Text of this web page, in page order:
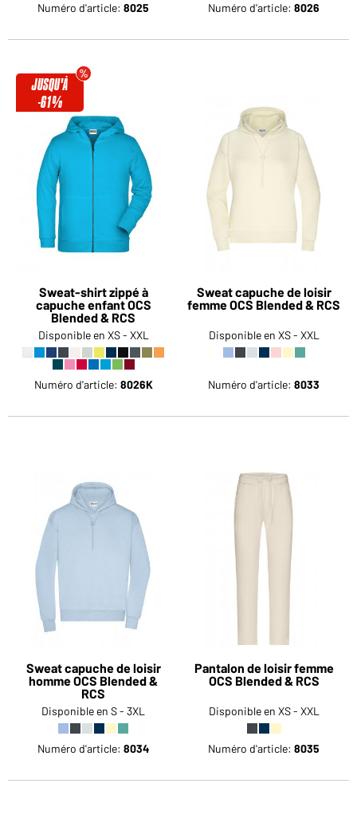
Numéro d'article: 8025 Numéro d'article: 8026
JUSQU'À
-61%
Sweat-shirt zippé à
capuche enfant OCS
Blended & RCS
Disponible en XS - XXL
Numéro d'article: 8026K
Sweat capuche de loisir
femme OCS Blended & RCS
Disponible en XS - XXL
Numéro d'article: 8033
Sweat capuche de loisir
homme OCS Blended &
RCS
Disponible en S - 3XL
Numéro d'article: 8034
Pantalon de loisir femme
OCS Blended & RCS
Disponible en XS - XXL
Numéro d'article: 8035